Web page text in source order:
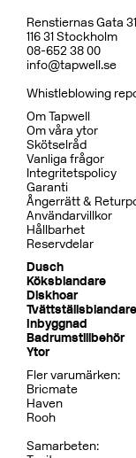
Koppar
BOX7200 ED2
CR MB
Pris 29995 kr
Dusch
BOX7268 ED2